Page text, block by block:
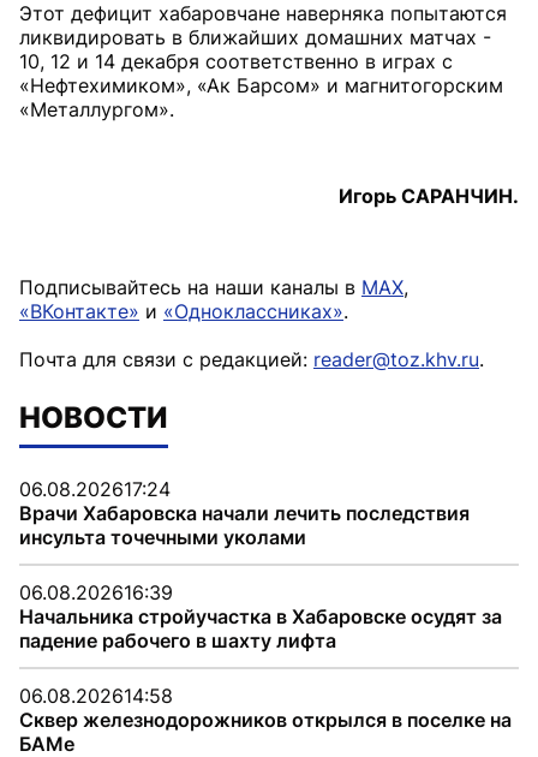
Этот дефицит хабаровчане наверняка попытаются
ликвидировать в ближайших домашних матчах -
10, 12 и 14 декабря соответственно в играх с
«Нефтехимиком», «Ак Барсом» и магнитогорским
«Металлургом».
Игорь САРАНЧИН.
Подписывайтесь на наши каналы в MAX,
«ВКонтакте» и «Одноклассниках».
Почта для связи с редакцией: reader@toz.khv.ru.
НОВОСТИ
06.08.202617:24
Врачи Хабаровска начали лечить последствия
инсульта точечными уколами
06.08.202616:39
Начальника стройучастка в Хабаровске осудят за
падение рабочего в шахту лифта
06.08.202614:58
Сквер железнодорожников открылся в поселке на
БАМе